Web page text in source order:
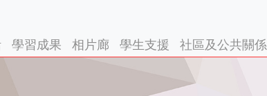
學習成果 相片廊 學生支援 社區及公共關係